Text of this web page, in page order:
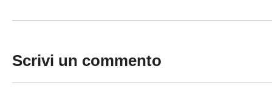
Scrivi un commento